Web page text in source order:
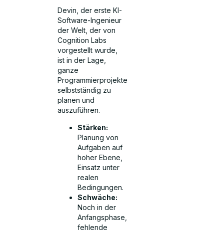
Devin, der erste KI-
Software-Ingenieur
der Welt, der von
Cognition Labs
vorgestellt wurde,
ist in der Lage,
ganze
Programmierprojekte
selbstständig zu
planen und
auszuführen.
Stärken:
Planung von
Aufgaben auf
hoher Ebene,
Einsatz unter
realen
Bedingungen.
Schwäche:
Noch in der
Anfangsphase,
fehlende